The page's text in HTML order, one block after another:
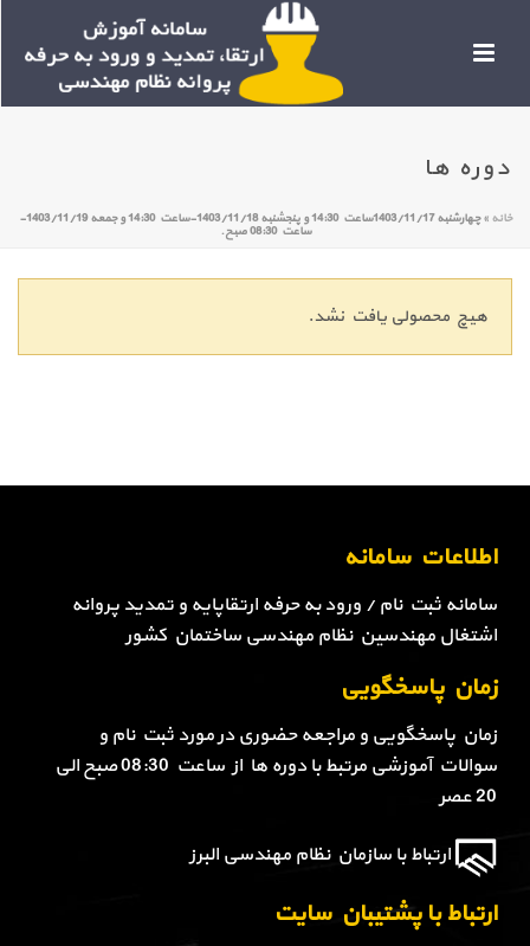
دوره ها
خانه » چهارشنبه 1403/11/17ساعت 14:30 و پنجشنبه 1403/11/18-ساعت 14:30 و جمعه 1403/11/19-
ساعت 08:30 صبح.
هیچ محصولی یافت نشد.
اطلاعات سامانه
سامانه ثبت نام / ورود به حرفه ارتقاپایه و تمدید پروانه
اشتغال مهندسین نظام مهندسی ساختمان کشور
زمان پاسخگویی
زمان پاسخگویی و مراجعه حضوری در مورد ثبت نام و
سوالات آموزشی مرتبط با دوره ها از ساعت 08:30 صبح الی
20 عصر
ارتباط با سازمان نظام مهندسی البرز
ارتباط با پشتیبان سایت